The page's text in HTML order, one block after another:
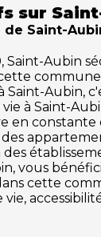
sur
Saint-
Aubin
Aubin,
à Saint-
en
vous
cette